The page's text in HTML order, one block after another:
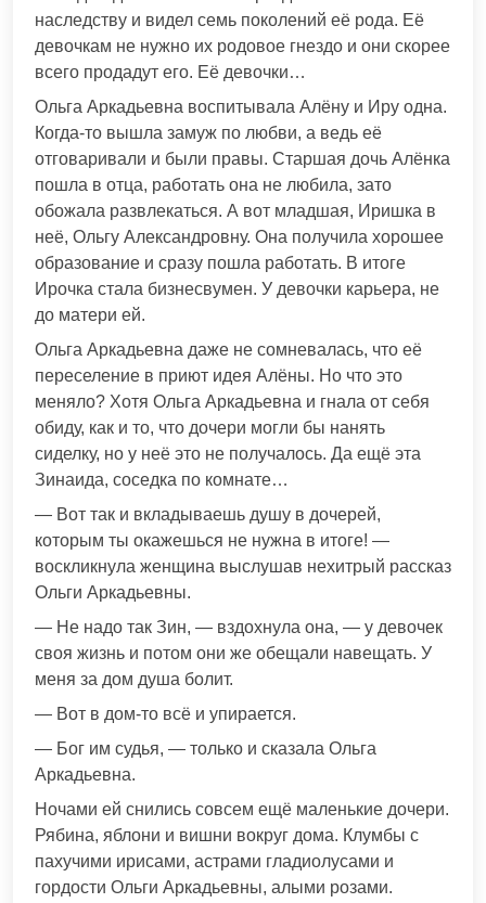
наследству и видел семь поколений её рода. Её
девочкам не нужно их родовое гнездо и они скорее
всего продадут его. Её девочки…
Ольга Аркадьевна воспитывала Алёну и Иру одна.
Когда-то вышла замуж по любви, а ведь её
отговаривали и были правы. Старшая дочь Алёнка
пошла в отца, работать она не любила, зато
обожала развлекаться. А вот младшая, Иришка в
неё, Ольгу Александровну. Она получила хорошее
образование и сразу пошла работать. В итоге
Ирочка стала бизнесвумен. У девочки карьера, не
до матери ей.
Ольга Аркадьевна даже не сомневалась, что её
переселение в приют идея Алёны. Но что это
меняло? Хотя Ольга Аркадьевна и гнала от себя
обиду, как и то, что дочери могли бы нанять
сиделку, но у неё это не получалось. Да ещё эта
Зинаида, соседка по комнате…
— Вот так и вкладываешь душу в дочерей,
которым ты окажешься не нужна в итоге! —
воскликнула женщина выслушав нехитрый рассказ
Ольги Аркадьевны.
— Не надо так Зин, — вздохнула она, — у девочек
своя жизнь и потом они же обещали навещать. У
меня за дом душа болит.
— Вот в дом-то всё и упирается.
— Бог им судья, — только и сказала Ольга
Аркадьевна.
Ночами ей снились совсем ещё маленькие дочери.
Рябина, яблони и вишни вокруг дома. Клумбы с
пахучими ирисами, астрами гладиолусами и
гордости Ольги Аркадьевны, алыми розами.